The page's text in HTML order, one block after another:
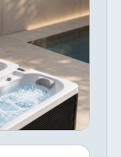
-วัน ดูโอ้
and cold
The SISU 2
Bath +
tubs—one
seamless
for water
use, the
สั่งทำพิเศษ